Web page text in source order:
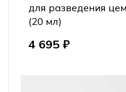
для разведения
(20 мл)
4 695 ₽